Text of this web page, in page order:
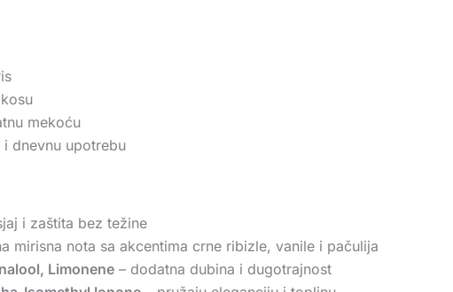
mekoću
dnevnu upotrebu
i zaštita bez težine
mirisna nota sa akcentima crne ribizle, vanile i pačulija
Limonene – dodatna dubina i dugotrajnost